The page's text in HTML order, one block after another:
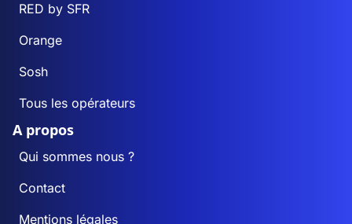
RED by SFR
Orange
Sosh
Tous les opérateurs
A propos
Qui sommes nous ?
Contact
Mentions légales